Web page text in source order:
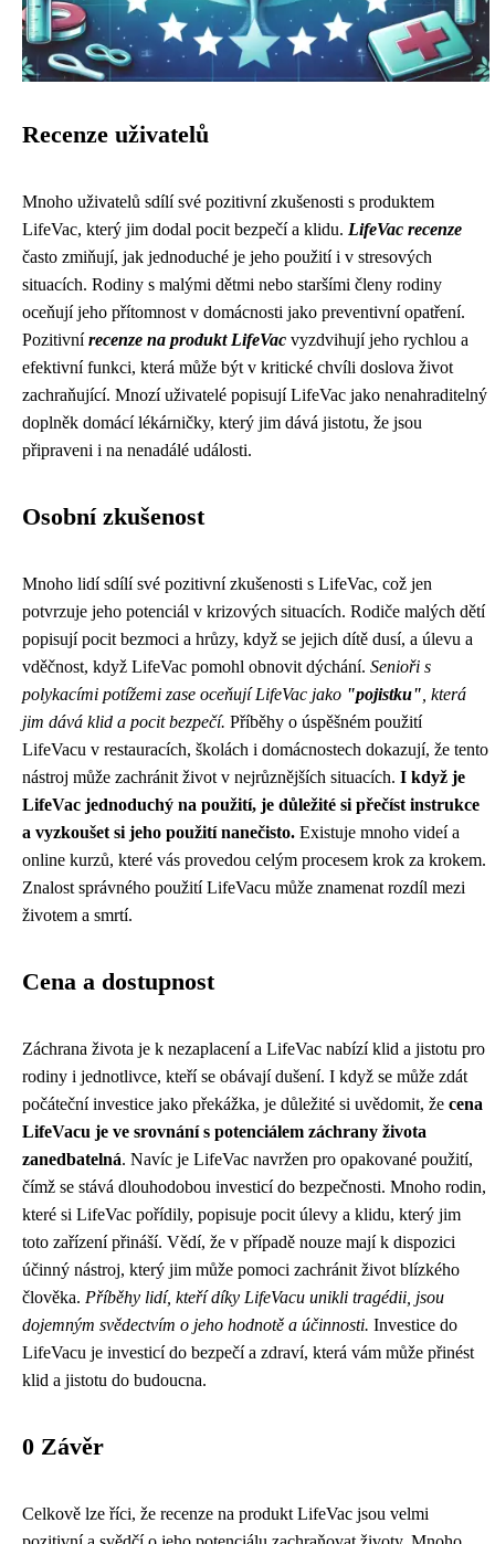
Recenze uživatelů
Mnoho uživatelů sdílí své pozitivní zkušenosti s produktem
LifeVac, který jim dodal pocit bezpečí a klidu. LifeVac recenze
často zmiňují, jak jednoduché je jeho použití i v stresových
situacích. Rodiny s malými dětmi nebo staršími členy rodiny
oceňují jeho přítomnost v domácnosti jako preventivní opatření.
Pozitivnírecenze na produkt LifeVac vyzdvihují jeho rychlou a
efektivní funkci, která může být v kritické chvíli doslova život
zachraňující. Mnozí uživatelé popisují LifeVac jako nenahraditelný
doplněk domácí lékárničky, který jim dává jistotu, že jsou
připraveni i na nenadálé události.
Osobní zkušenost
Mnoho lidí sdílí své pozitivní zkušenosti s LifeVac, což jen
potvrzuje jeho potenciál v krizových situacích. Rodiče malých dětí
popisují pocit bezmoci a hrůzy, když se jejich dítě dusí, a úlevu a
vděčnost, když LifeVac pomohl obnovit dýchání. Senioři s
polykacími potížemi zase oceňují LifeVac jako "pojistku" , která
jim dává klid a pocit bezpečí. Příběhy o úspěšném použití
LifeVacu v restauracích, školách i domácnostech dokazují, že tento
nástroj může zachránit život v nejrůznějších situacích. I když je
LifeVac jednoduchý na použití, je důležité si přečíst instrukce
a vyzkoušet si jeho použití nanečisto. Existuje mnoho videí a
online kurzů, které vás provedou celým procesem krok za krokem.
Znalost správného použití LifeVacu může znamenat rozdíl mezi
životem a smrtí.
Cena a dostupnost
Záchrana života je k nezaplacení a LifeVac nabízí klid a jistotu pro
rodiny i jednotlivce, kteří se obávají dušení. I když se může zdát
počáteční investice jako překážka, je důležité si uvědomit, že cena
LifeVacu je ve srovnání s potenciálem záchrany života
zanedbatelná. Navíc je LifeVac navržen pro opakované použití,
čímž se stává dlouhodobou investicí do bezpečnosti. Mnoho rodin,
které si LifeVac pořídily, popisuje pocit úlevy a klidu, který jim
toto zařízení přináší. Vědí, že v případě nouze mají k dispozici
účinný nástroj, který jim může pomoci zachránit život blízkého
člověka. Příběhy lidí, kteří díky LifeVacu unikli tragédii, jsou
dojemným svědectvím o jeho hodnotě a účinnosti. Investice do
LifeVacu je investicí do bezpečí a zdraví, která vám může přinést
klid a jistotu do budoucna.
0 Závěr
Celkově lze říci, že recenze na produkt LifeVac jsou velmi